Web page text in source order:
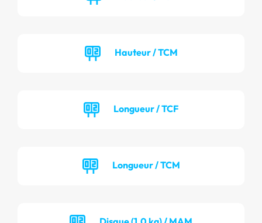
Hauteur / TCM
Longueur / TCF
Longueur / TCM